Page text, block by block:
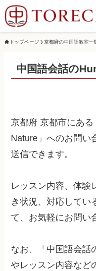
トップページ 京都府の中国語教室一
中国語会話の
京都府 京都市にあ
Nature」へのお問い
送信できます。
レッスン内容、体験
き状況、対応してい
て、お気軽にお問い
なお、「中国語会話
やレッスン内容など